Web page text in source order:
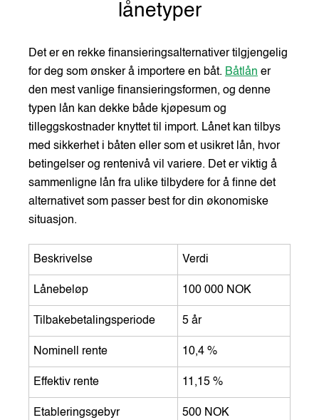
lånetyper
Det er en rekke finansieringsalternativer tilgjengelig
for deg som ønsker å importere en båt. Båtlån er
den mest vanlige finansieringsformen, og denne
typen lån kan dekke både kjøpesum og
tilleggskostnader knyttet til import. Lånet kan tilbys
med sikkerhet i båten eller som et usikret lån, hvor
betingelser og rentenivå vil variere. Det er viktig å
sammenligne lån fra ulike tilbydere for å finne det
alternativet som passer best for din økonomiske
situasjon.
Beskrivelse Verdi
Lånebeløp 100 000 NOK
Tilbakebetalingsperiode 5 år
Nominell rente 10,4 %
Effektiv rente 11,15 %
Etableringsgebyr 500 NOK